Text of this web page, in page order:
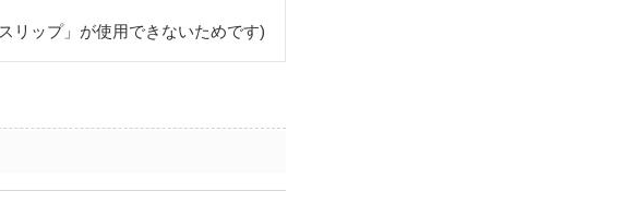
リップ」が使用できないためです)